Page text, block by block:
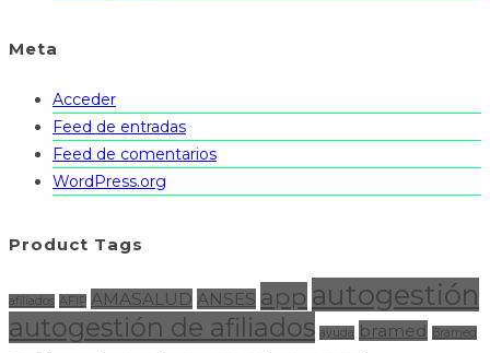
Meta
Acceder
Feed de entradas
Feed de comentarios
WordPress.org
Product Tags
afiliados AFIP AMASALUD ANSES app autogestión
autogestión de afiliados ayuda bramed Bramed